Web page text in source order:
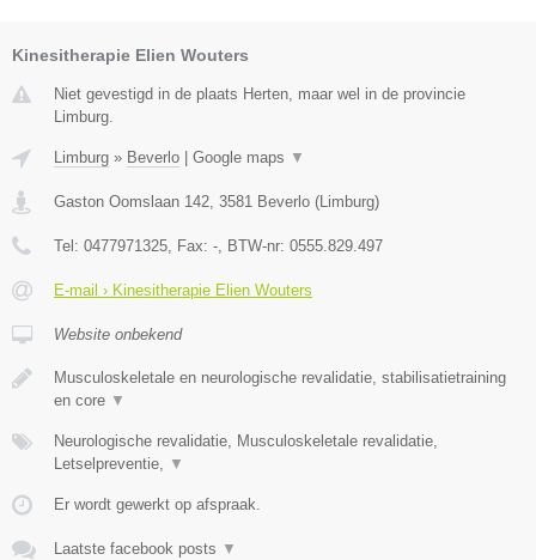
Kinesitherapie Elien Wouters
Niet gevestigd in de plaats Herten, maar wel in de provincie
Limburg.
Limburg » Beverlo Google maps ▼
Gaston Oomslaan 142 3581 Beverlo ( Limburg)
Tel: 0477971325 , Fax: - , BTW-nr: 0555.829.497
E-mail › Kinesitherapie Elien Wouters
Website onbekend
Musculoskeletale en neurologische revalidatie, stabilisatietraining
en core ▼
Neurologische revalidatie, Musculoskeletale revalidatie,
Letselpreventie,
▼
Er wordt gewerkt op afspraak.
Laatste facebook posts ▼